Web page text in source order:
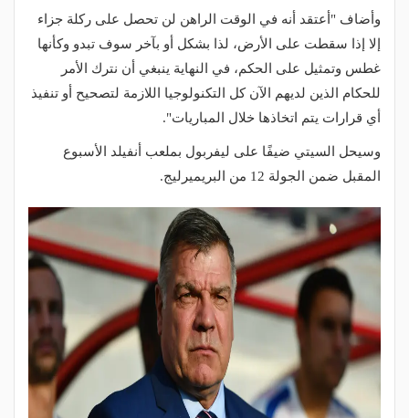
وأضاف "أعتقد أنه في الوقت الراهن لن تحصل على ركلة جزاء
إلا إذا سقطت على الأرض، لذا بشكل أو بآخر سوف تبدو وكأنها
غطس وتمثيل على الحكم، في النهاية ينبغي أن نترك الأمر
للحكام الذين لديهم الآن كل التكنولوجيا اللازمة لتصحيح أو تنفيذ
أي قرارات يتم اتخاذها خلال المباريات".
وسيحل السيتي ضيفًا على ليفربول بملعب أنفيلد الأسبوع
المقبل ضمن الجولة 12 من البريميرليج.